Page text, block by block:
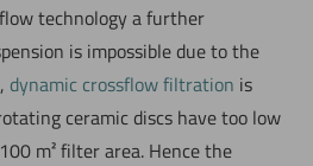
technology a further
is impossible due to the
dynamic crossflow filtration is
ceramic discs have too low
m² filter area. Hence the